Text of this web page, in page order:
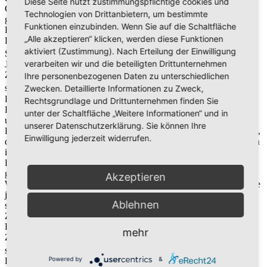
Geistes Gottes gegeben worden. Gelegentlich werden Fragen
gestellt, die in keiner Weise religiöse Dinge betreffen, und diese
Fragen müssen beantwortet werden. Wir sprechen über Häuser und
Ländereien, Geschäfte, die abgewickelt werden müssen, und
Standorte für unsere Institutionen, ihre Vorteile und Nachteile.”
Jahr 1909 machte sie z.B. eine Äußerung über die Anzahl der
Zimmer, die es im Paradise Valley Sanatorium gab. In einem Brief
sprach sie von 40 Zimmern, wenngleich es nur 38 Zimmer gab.
Leute, die ihr Schrifttum studieren, sollten diese gewöhnlichen
Dinge von ihren geistlichen und biblischen Inhalten sorgfältig
unterscheiden. Tatsache ist, dass Ellen White das Augenmerk ihrer
Leser schnell auf geistliche Bedürfnisse lenkt, oder Dinge behandelt,
die mit der Gemeinde und unserem Auftrag zu tun haben. Wenn von
ihr solche geistlichen Aspekte behandelt werden, ist das ein
Hinweis, dass ihre Aussagen eine Botschaft enthalten, die über
gewöhnliche Details hinausgeht. Nur ein sehr kleiner Teil von Ellen
Whites veröffentlichten Schriften behandelt gewöhnliche Dinge, wie
jeder aufmerksame Leser schnell feststellen kann. Deshalb gilt, was
sie selbst von sich sagt: „In den Briefen, die ich schreibe, in den
Zeugnissen, die ich vortrage, stelle ich euch das vor Augen, was der
Herr mir gezeigt hat. Ich schreibe nicht einen Artikel in der
Zeitschrift, der ausschließlich meine eigenen Gedanken enthält. Sie
sind das Ergebnis dessen, was Gott mir im Gesicht offenbart hat.”
Das trifft auch auf ihre zahlreichen Bücher zu.
Technologien von Drittanbietern, um bestimmte
Funktionen einzubinden. Wenn Sie auf die Schaltfläche
„Alle akzeptieren“ klicken, werden diese Funktionen
aktiviert (Zustimmung). Nach Erteilung der Einwilligung
verarbeiten wir und die beteiligten Drittunternehmen
Ihre personenbezogenen Daten zu unterschiedlichen
Zwecken. Detaillierte Informationen zu Zweck,
Rechtsgrundlage und Drittunternehmen finden Sie
unter der Schaltfläche „Weitere Informationen“ und in
unserer Datenschutzerklärung. Sie können Ihre
Einwilligung jederzeit widerrufen.
Akzeptieren
Ablehnen
mehr
Powered by &